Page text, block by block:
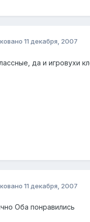
11 декабря, 2007
да и игровухи
11 декабря, 2007
Оба понравились